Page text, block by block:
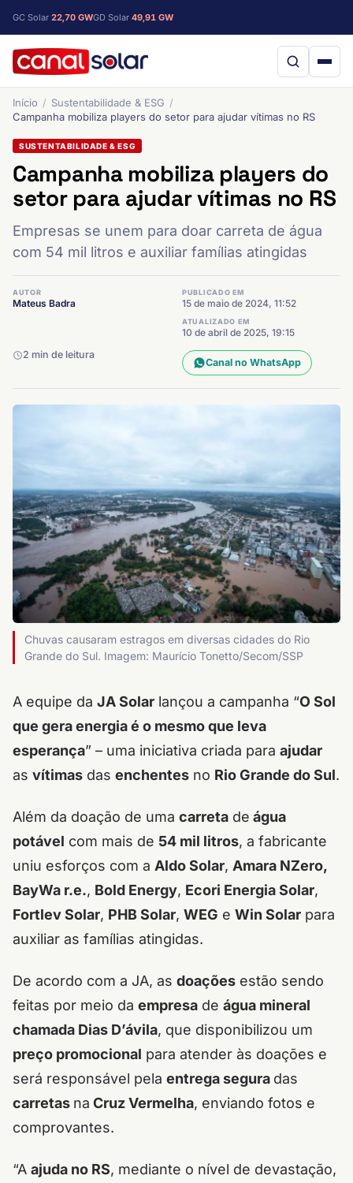
GC Solar 22,70 GWGD Solar 49,91 GW
Início
Sustentabilidade & ESG
Campanha mobiliza players do setor para ajudar vítimas no RS
SUSTENTABILIDADE & ESG
Campanha mobiliza players do
setor para ajudar vítimas no RS
Empresas se unem para doar carreta de água
com 54 mil litros e auxiliar famílias atingidas
AUTOR
Mateus Badra
PUBLICADO EM
15 de maio de 2024, 11:52
ATUALIZADO EM
10 de abril de 2025, 19:15
2 min de leitura
Canal no WhatsApp
Chuvas causaram estragos em diversas cidades do Rio
Grande do Sul. Imagem: Maurício Tonetto/Secom/SSP
A equipe da JA Solar lançou a campanha “O Sol
que gera energia é o mesmo que leva
esperança” – uma iniciativa criada para ajudar
as vítimas das enchentes no Rio Grande do Sul.
Além da doação de uma carreta de água
potável com mais de 54 mil litros, a fabricante
uniu esforços com a Aldo Solar, Amara NZero,
BayWa r.e., Bold Energy, Ecori Energia Solar,
Fortlev Solar, PHB Solar, WEG e Win Solar para
auxiliar as famílias atingidas.
De acordo com a JA, as doações estão sendo
feitas por meio da empresa de água mineral
chamada Dias D’ávila, que disponibilizou um
preço promocional para atender às doações e
será responsável pela entrega segura das
carretas na Cruz Vermelha, enviando fotos e
comprovantes.
“A ajuda no RS, mediante o nível de devastação,